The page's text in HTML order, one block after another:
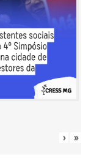
› »